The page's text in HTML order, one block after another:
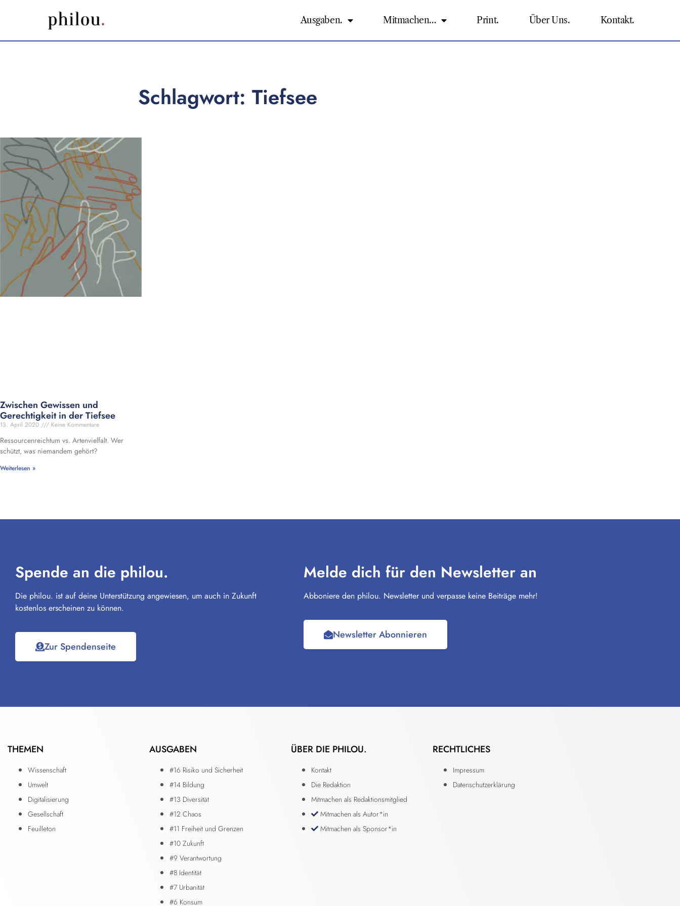
Ausgaben. Mitmachen… Print. Über Uns. Kontakt.
Schlagwort: Tiefsee
Zwischen Gewissen und
Gerechtigkeit in der Tiefsee
13. April 2020 Keine Kommentare
Ressourcenreichtum vs. Artenvielfalt. Wer
schützt, was niemandem gehört?
Weiterlesen »
Spende an die philou.
Die philou. ist auf deine Unterstützung angewiesen, um auch in Zukunft
kostenlos erscheinen zu können.
Zur Spendenseite
Melde dich für den Newsletter an
Abboniere den philou. Newsletter und verpasse keine Beiträge mehr!
Newsletter Abonnieren
THEMEN
Wissenschaft
Umwelt
Digitalisierung
Gesellschaft
Feuilleton
AUSGABEN
#16 Risiko und Sicherheit
#14 Bildung
#13 Diversität
#12 Chaos
#11 Freiheit und Grenzen
#10 Zukunft
#9 Verantwortung
#8 Identität
#7 Urbanität
#6 Konsum
ÜBER DIE PHILOU.
Kontakt
Die Redaktion
Mitmachen als Redaktionsmitglied
Mitmachen als Autor*in
Mitmachen als Sponsor*in
RECHTLICHES
Impressum
Datenschutzerklärung